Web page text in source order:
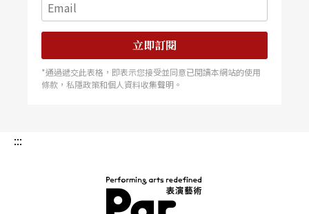
立即訂閱
*通過遞交此表格，即表示您接受並同意已閱讀本網站的使用
條款，私隱政策和個人資料收集聲明。
:::